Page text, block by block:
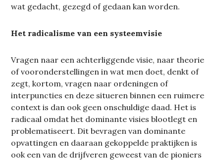
wat gedacht, gezegd of gedaan kan worden.
Het radicalisme van een systeemvisie
Vragen naar een achterliggende visie, naar theorie
of vooronderstellingen in wat men doet, denkt of
zegt, kortom, vragen naar ordeningen of
interpuncties en deze situeren binnen een ruimere
context is dan ook geen onschuldige daad. Het is
radicaal omdat het dominante visies blootlegt en
problematiseert. Dit bevragen van dominante
opvattingen en daaraan gekoppelde praktijken is
ook een van de drijfveren geweest van de pioniers